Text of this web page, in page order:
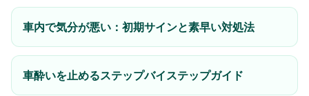
車内で気分が悪い：初期サインと素早い対処法
車酔いを止めるステップバイステップガイド